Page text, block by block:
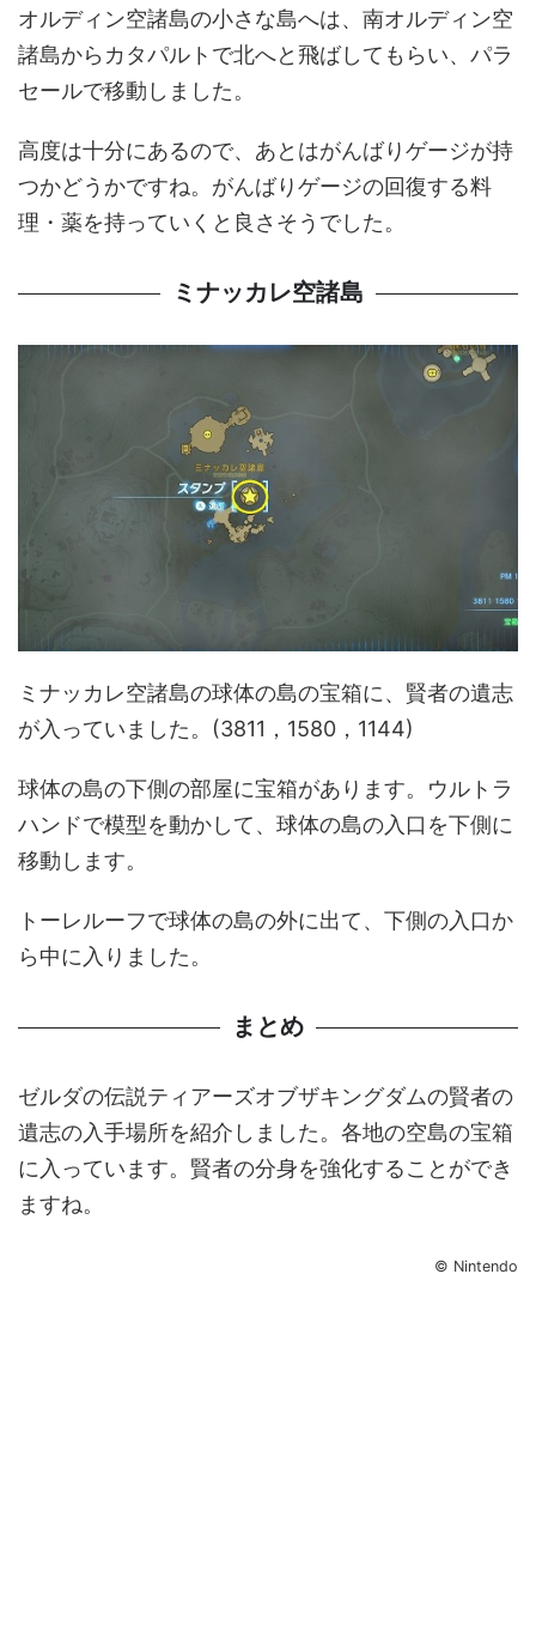
オルディン空諸島の小さな島へは、南オルディン空
諸島からカタパルトで北へと飛ばしてもらい、パラ
セールで移動しました。
高度は十分にあるので、あとはがんばりゲージが持
つかどうかですね。がんばりゲージの回復する料
理・薬を持っていくと良さそうでした。
ミナッカレ空諸島
ミナッカレ空諸島の球体の島の宝箱に、賢者の遺志
が入っていました。(3811，1580，1144)
球体の島の下側の部屋に宝箱があります。ウルトラ
ハンドで模型を動かして、球体の島の入口を下側に
移動します。
トーレルーフで球体の島の外に出て、下側の入口か
ら中に入りました。
まとめ
ゼルダの伝説ティアーズオブザキングダムの賢者の
遺志の入手場所を紹介しました。各地の空島の宝箱
に入っています。賢者の分身を強化することができ
ますね。
© Nintendo